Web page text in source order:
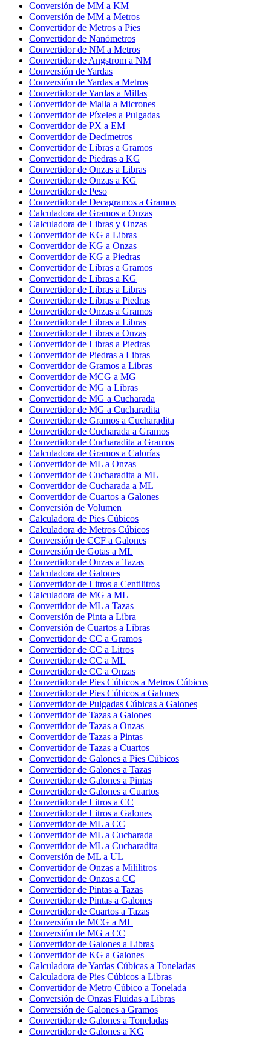
Conversión de MM a KM
Conversión de MM a Metros
Convertidor de Metros a Pies
Convertidor de Nanómetros
Convertidor de NM a Metros
Convertidor de Angstrom a NM
Conversión de Yardas
Conversión de Yardas a Metros
Convertidor de Yardas a Millas
Convertidor de Malla a Micrones
Convertidor de Píxeles a Pulgadas
Convertidor de PX a EM
Convertidor de Decímetros
Convertidor de Libras a Gramos
Convertidor de Piedras a KG
Convertidor de Onzas a Libras
Convertidor de Onzas a KG
Convertidor de Peso
Convertidor de Decagramos a Gramos
Calculadora de Gramos a Onzas
Calculadora de Libras y Onzas
Convertidor de KG a Libras
Convertidor de KG a Onzas
Convertidor de KG a Piedras
Convertidor de Libras a Gramos
Convertidor de Libras a KG
Convertidor de Libras a Libras
Convertidor de Libras a Piedras
Convertidor de Onzas a Gramos
Convertidor de Libras a Libras
Convertidor de Libras a Onzas
Convertidor de Libras a Piedras
Convertidor de Piedras a Libras
Convertidor de Gramos a Libras
Convertidor de MCG a MG
Convertidor de MG a Libras
Convertidor de MG a Cucharada
Convertidor de MG a Cucharadita
Convertidor de Gramos a Cucharadita
Convertidor de Cucharada a Gramos
Convertidor de Cucharadita a Gramos
Calculadora de Gramos a Calorías
Convertidor de ML a Onzas
Convertidor de Cucharadita a ML
Convertidor de Cucharada a ML
Convertidor de Cuartos a Galones
Conversión de Volumen
Calculadora de Pies Cúbicos
Calculadora de Metros Cúbicos
Conversión de CCF a Galones
Conversión de Gotas a ML
Convertidor de Onzas a Tazas
Calculadora de Galones
Convertidor de Litros a Centilitros
Calculadora de MG a ML
Convertidor de ML a Tazas
Conversión de Pinta a Libra
Conversión de Cuartos a Libras
Convertidor de CC a Gramos
Convertidor de CC a Litros
Convertidor de CC a ML
Convertidor de CC a Onzas
Convertidor de Pies Cúbicos a Metros Cúbicos
Convertidor de Pies Cúbicos a Galones
Convertidor de Pulgadas Cúbicas a Galones
Convertidor de Tazas a Galones
Convertidor de Tazas a Onzas
Convertidor de Tazas a Pintas
Convertidor de Tazas a Cuartos
Convertidor de Galones a Pies Cúbicos
Convertidor de Galones a Tazas
Convertidor de Galones a Pintas
Convertidor de Galones a Cuartos
Convertidor de Litros a CC
Convertidor de Litros a Galones
Convertidor de ML a CC
Convertidor de ML a Cucharada
Convertidor de ML a Cucharadita
Conversión de ML a UL
Convertidor de Onzas a Mililitros
Convertidor de Onzas a CC
Convertidor de Pintas a Tazas
Convertidor de Pintas a Galones
Convertidor de Cuartos a Tazas
Conversión de MCG a ML
Conversión de MG a CC
Convertidor de Galones a Libras
Convertidor de KG a Galones
Calculadora de Yardas Cúbicas a Toneladas
Calculadora de Pies Cúbicos a Libras
Convertidor de Metro Cúbico a Tonelada
Conversión de Onzas Fluidas a Libras
Conversión de Galones a Gramos
Convertidor de Galones a Toneladas
Convertidor de Galones a KG